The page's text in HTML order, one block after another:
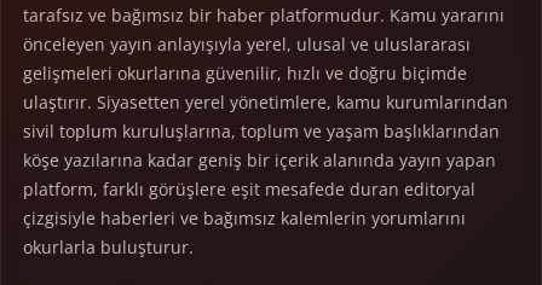
tarafsız ve bağımsız bir haber platformudur. Kamu yararını
önceleyen yayın anlayışıyla yerel, ulusal ve uluslararası
gelişmeleri okurlarına güvenilir, hızlı ve doğru biçimde
ulaştırır. Siyasetten yerel yönetimlere, kamu kurumlarından
sivil toplum kuruluşlarına, toplum ve yaşam başlıklarından
köşe yazılarına kadar geniş bir içerik alanında yayın yapan
platform, farklı görüşlere eşit mesafede duran editoryal
çizgisiyle haberleri ve bağımsız kalemlerin yorumlarını
okurlarla buluşturur.